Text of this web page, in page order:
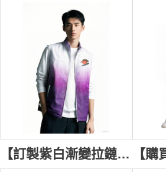
【訂製紫白漸變拉鏈背心外套校服】｜筲箕灣官立小學｜立領設計校服｜無袖剪裁｜前中白色拉鏈｜小學背心外套｜背心外套校服專門店 SU428